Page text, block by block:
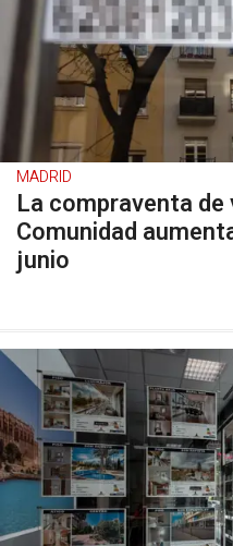
MADRID
La compraventa de
Comunidad
junio